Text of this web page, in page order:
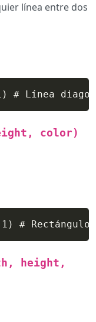
línea entre dos
Línea
color)
# Rectángulo
height,